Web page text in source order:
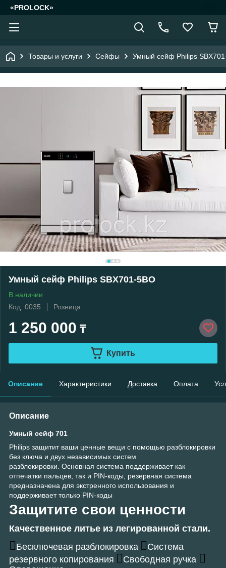
«PROLOCK»
Товары и услуги Сейфы Умный сейф Philips
Умный сейф Philips SBX701-5BO
В наличии
Код: 0035
Розница
1 250 000 ₸
Купить
Описание Характеристики Доставка Оплата
Описание
Умный сейф 701
Philips защитит ваши ценные вещи с помощью разблокировки
без ключа и двух независимых систем
разблокировки. Основная система поддерживает как
отпечатки пальцев, так и PIN-коды, резервная система
предназначена для экстренного использования и
поддерживает только PIN-коды
Защитите свои ценности
Качественное литье из легированной стали.
Бесключевая разблокировка
Система
резервного копирования
Свободная ручка